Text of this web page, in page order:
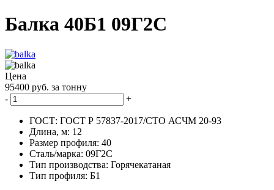
Балка 40Б1 09Г2С
Цена
95400 руб. за тонну
-
+
ГОСТ: ГОСТ Р 57837-2017/СТО АСЧМ 20-93
Длина, м: 12
Размер профиля: 40
Сталь/марка: 09Г2С
Тип производства: Горячекатаная
Тип профиля: Б1